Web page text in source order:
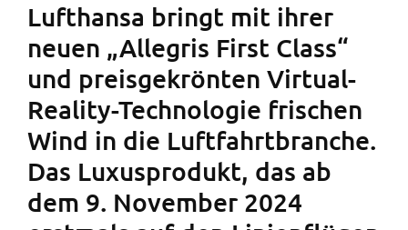
Lufthansa bringt mit ihrer
neuen „Allegris First Class“
und preisgekrönten Virtual-
Reality-Technologie frischen
Wind in die Luftfahrtbranche.
Das Luxusprodukt, das ab
dem 9. November 2024